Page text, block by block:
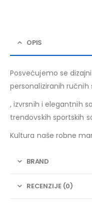
OPIS
Posvećujemo se
personaliziranih
, izvrsnih i elegantnih
trendovskih sportskih
Kultura naše robne
BRAND
RECENZIJE (0)